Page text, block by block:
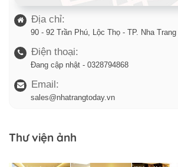
Địa chỉ:
90 - 92 Trần Phú, Lộc Thọ - TP. Nha Trang
Điện thoại:
Đang cập nhật - 0328794868
Email:
sales@nhatrangtoday.vn
Trở về trang trước đó
Thư viện ảnh